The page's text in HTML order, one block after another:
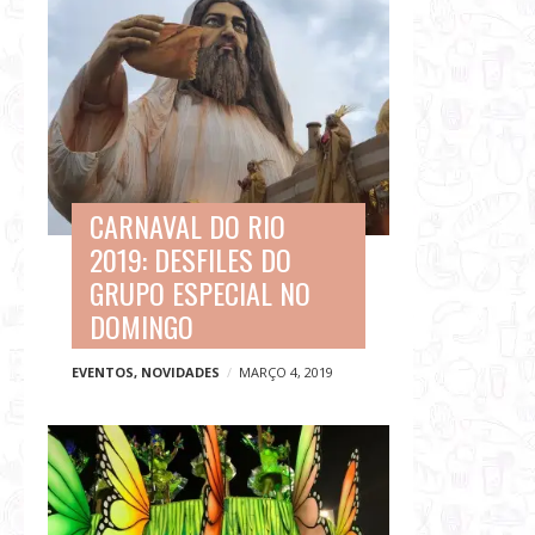
CARNAVAL DO RIO
2019: DESFILES DO
GRUPO ESPECIAL NO
DOMINGO
EVENTOS, NOVIDADES MARÇO 4, 2019